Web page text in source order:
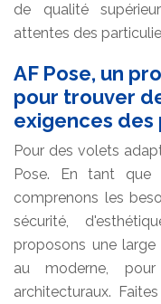
de qualité
attentes des
AF Pose, un
pour trouver
exigences
Pour des volets
Pose. En tant que
comprenons les
sécurité,
proposons une
au moderne,
architecturaux.